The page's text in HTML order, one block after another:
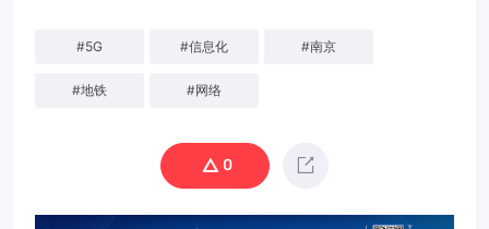
#5G #信息化 #南京
#地铁 #网络
0